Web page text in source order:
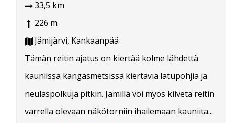
33,5 km
226 m
Jämijärvi, Kankaanpää
Tämän reitin ajatus on kiertää kolme lähdettä
kauniissa kangasmetsissä kiertäviä latupohjia ja
neulaspolkuja pitkin. Jämillä voi myös kiivetä reitin
varrella olevaan näkötorniin ihailemaan kauniita...